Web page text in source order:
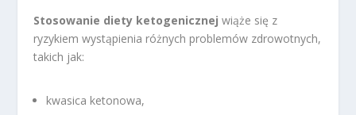
Stosowanie diety ketogenicznej wiąże się z
ryzykiem wystąpienia różnych problemów zdrowotnych,
takich jak:
kwasica ketonowa,